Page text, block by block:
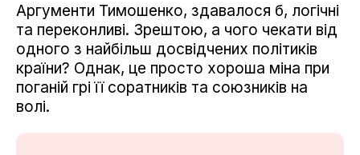
Аргументи Тимошенко, здавалося б, логічні
та переконливі. Зрештою, а чого чекати від
одного з найбільш досвідчених політиків
країни? Однак, це просто хороша міна при
поганій грі її соратників та союзників на
волі.